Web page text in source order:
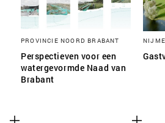
PROVINCIE NOORD BRABANT
Perspectieven voor een
watergevormde Naad van
Brabant